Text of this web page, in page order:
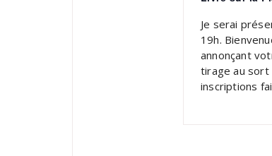
Je serai
19h.
annonçant
tirage au
inscriptions